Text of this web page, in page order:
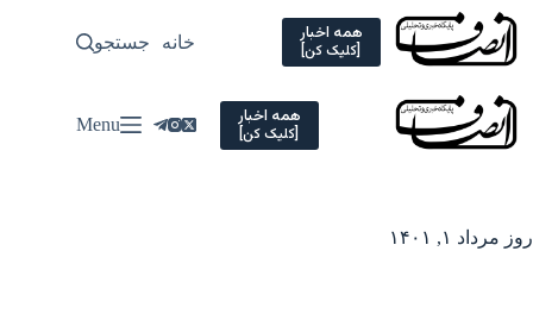
Skip
content
همه اخبار
[کلیک کن] خانه سیاسی
جستجو
همه اخبار
[کلیک کن] Menu
روز مرداد ۱, ۱۴۰۱